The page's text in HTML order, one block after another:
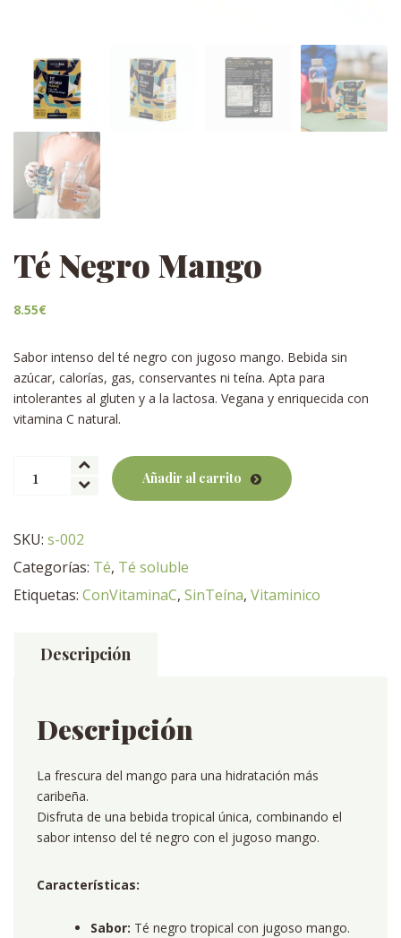
Té Negro Mango
8.55€
Sabor intenso del té negro con jugoso mango. Bebida sin
azúcar, calorías, gas, conservantes ni teína. Apta para
intolerantes al gluten y a la lactosa. Vegana y enriquecida con
vitamina C natural.
Negro
Añadir al carrito
SKU: s-002
Categorías: Té, Té soluble
Etiquetas: ConVitaminaC, SinTeína, Vitaminico
Descripción
Descripción
La frescura del mango para una hidratación más
caribeña.
Disfruta de una bebida tropical única, combinando el
sabor intenso del té negro con el jugoso mango.
Características:
Sabor: Té negro tropical con jugoso mango.